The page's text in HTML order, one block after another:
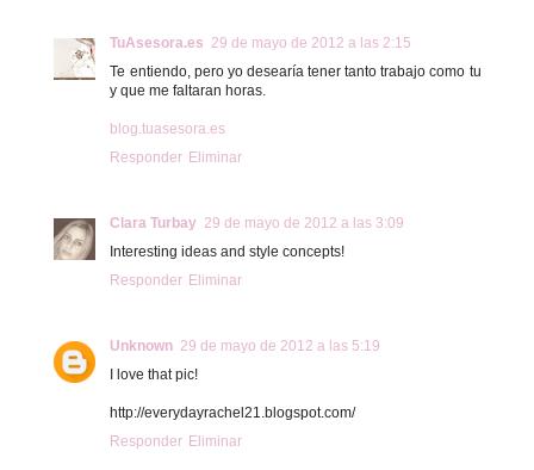
TuAsesora.es 29 de mayo de 2012 a las 2:15
Te entiendo, pero yo desearía tener tanto trabajo como tu
y que me faltaran horas.
blog.tuasesora.es
Responder Eliminar
Clara Turbay 29 de mayo de 2012 a las 3:09
Interesting ideas and style concepts!
Responder Eliminar
Unknown 29 de mayo de 2012 a las 5:19
I love that pic!
http://everydayrachel21.blogspot.com/
Responder Eliminar